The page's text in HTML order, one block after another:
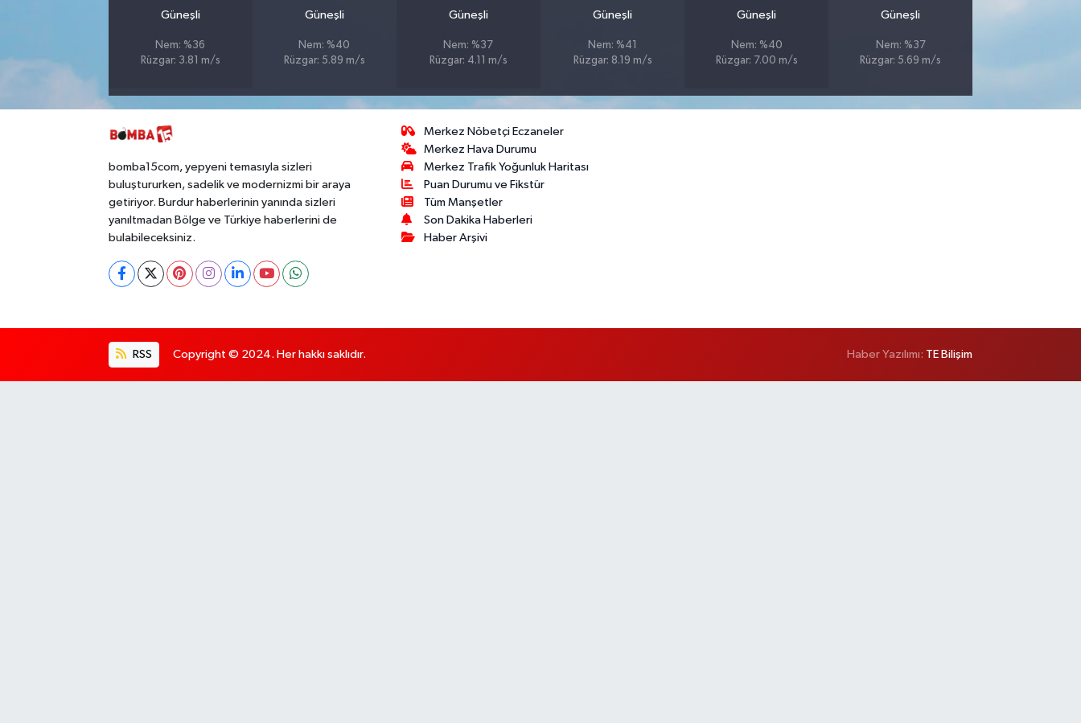
Güneşli
Nem: %36
Rüzgar: 3.81 m/s
Güneşli
Nem: %40
Rüzgar: 5.89 m/s
Güneşli
Nem: %37
Rüzgar: 4.11 m/s
Güneşli
Nem: %41
Rüzgar: 8.19 m/s
Güneşli
Nem: %40
Rüzgar: 7.00 m/s
Güneşli
Nem: %37
Rüzgar: 5.69 m/s
bomba15com, yepyeni temasıyla sizleri
buluştururken, sadelik ve modernizmi bir araya
getiriyor. Burdur haberlerinin yanında sizleri
yanıltmadan Bölge ve Türkiye haberlerini de
bulabileceksiniz.
Merkez Nöbetçi Eczaneler
Merkez Hava Durumu
Merkez Trafik Yoğunluk Haritası
Puan Durumu ve Fikstür
Tüm Manşetler
Son Dakika Haberleri
Haber Arşivi
RSS Copyright © 2024. Her hakkı saklıdır. Haber Yazılımı: TE Bilişim